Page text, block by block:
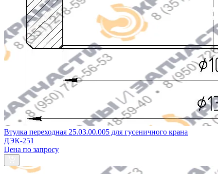
Втулка переходная 25.03.00.005 для гусеничного крана
ДЭК-251
Цена по запросу